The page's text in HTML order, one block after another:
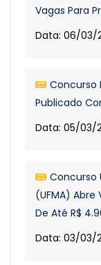
Vagas Para
Data: 06/03/
Concurso
Publicado
Data: 05/03/
Concurso
(UFMA) Abre
De Até R$
Data: 03/03/